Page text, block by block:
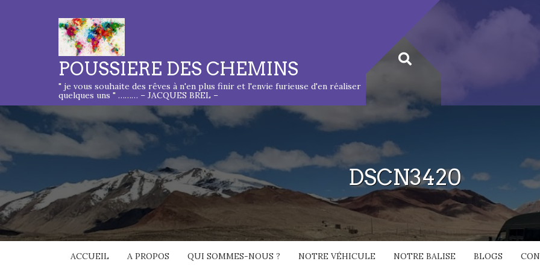
POUSSIERE DES CHEMINS
" je vous souhaite des rêves à n'en plus finir et l'envie furieuse d'en réaliser
quelques uns " ……… – JACQUES BREL –
DSCN3420
ACCUEIL A PROPOS QUI SOMMES-NOUS ? NOTRE VÉHICULE NOTRE BALISE BLOGS